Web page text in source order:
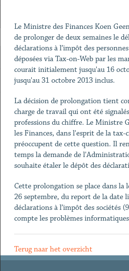
Le Ministre des Finances Koen
de prolonger de deux semaines le
déclarations à l’impôt des
déposées via Tax-on-Web par les
courait initialement jusqu'au 16
jusqu'au 31 octobre 2013 inclus.
La décision de prolongation tient
charge de travail qui ont été
professions du chiffre. Le Ministre
les Finances, dans l'esprit de la tax-
préoccupent de cette question. Il
temps la demande de
souhaite étaler le dépôt des
Cette prolongation se place dans la
26 septembre, du report de la date
déclarations à l’impôt des sociétés
compte les problèmes
Terug naar het overzicht